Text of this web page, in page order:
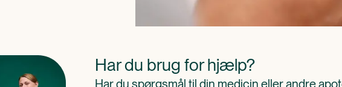
Har du brug for hjælp?
Har du spørgsmål til din medicin eller andre